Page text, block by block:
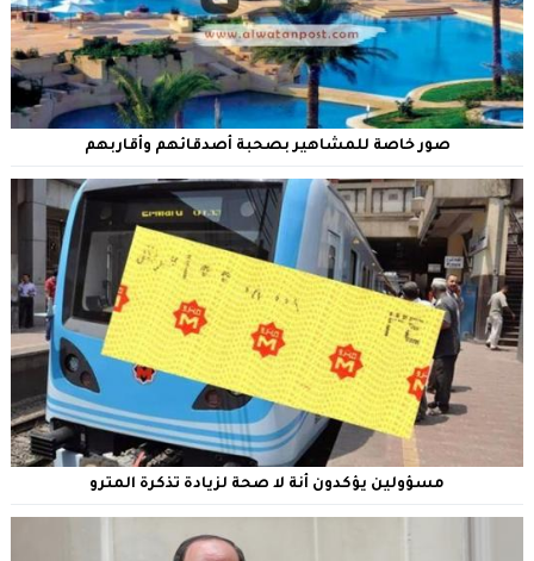
صور خاصة للمشاهير بصحبة أصدقائهم وأقاربهم
مسؤولين يؤكدون أنة لا صحة لزيادة تذكرة المترو